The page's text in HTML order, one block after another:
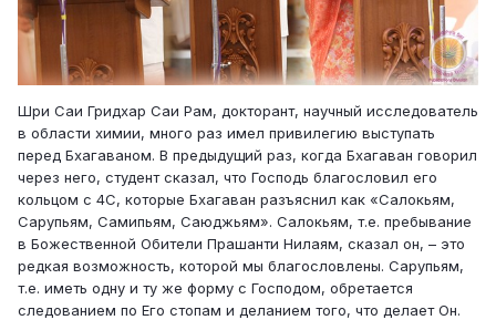
Шри Саи Гридхар Саи Рам, докторант, научный исследователь
в области химии, много раз имел привилегию выступать
перед Бхагаваном. В предыдущий раз, когда Бхагаван говорил
через него, студент сказал, что Господь благословил его
кольцом с 4С, которые Бхагаван разъяснил как «Салокьям,
Сарупьям, Самипьям, Саюджьям». Салокьям, т.е. пребывание
в Божественной Обители Прашанти Нилаям, сказал он, – это
редкая возможность, которой мы благословлены. Сарупьям,
т.е. иметь одну и ту же форму с Господом, обретается
следованием по Его стопам и деланием того, что делает Он.